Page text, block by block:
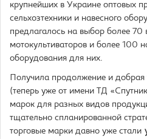
крупнейших в Украине оптовых
сельхозтехники и навесного
предлагалось на выбор более 70
мотокультиваторов и более 100
оборудования для них.
Получила продолжение и добрая
(теперь уже от имени ТД
марок для разных видов
тщательно спланированной
торговые марки давно уже стали